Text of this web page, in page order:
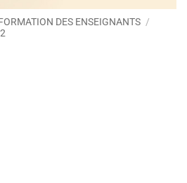
DES ENSEIGNANTS /